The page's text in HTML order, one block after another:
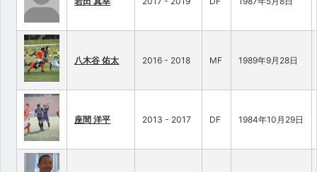
八木谷 佑太 2016 - 2018 MF 1989年9月28日
座間 洋平 2013 - 2017 DF 1984年10月29日